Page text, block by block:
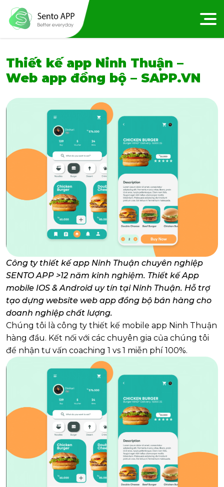
Thiết kế app Ninh Thuận –
Web app đồng bộ – SAPP.VN
Công ty thiết kế app Ninh Thuận chuyên nghiệp
SENTO APP >12 năm kinh nghiệm. Thiết kế App
mobile IOS & Android uy tín tại Ninh Thuận. Hỗ trợ
tạo dựng website web app đồng bộ bán hàng cho
doanh nghiệp chất lượng.
Chúng tôi là công ty thiết kế mobile app Ninh Thuận
hàng đầu. Kết nối với các chuyên gia của chúng tôi
để nhận tư vấn coaching 1 vs 1 miễn phí 100%.